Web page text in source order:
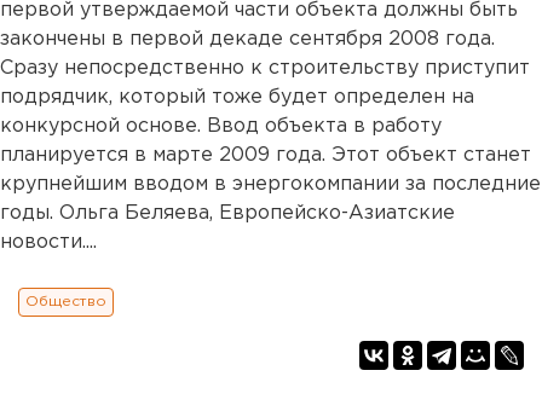
первой утверждаемой части объекта должны быть
закончены в первой декаде сентября 2008 года.
Сразу непосредственно к строительству приступит
подрядчик, который тоже будет определен на
конкурсной основе. Ввод объекта в работу
планируется в марте 2009 года. Этот объект станет
крупнейшим вводом в энергокомпании за последние
годы. Ольга Беляева, Европейско-Азиатские
новости....
Общество